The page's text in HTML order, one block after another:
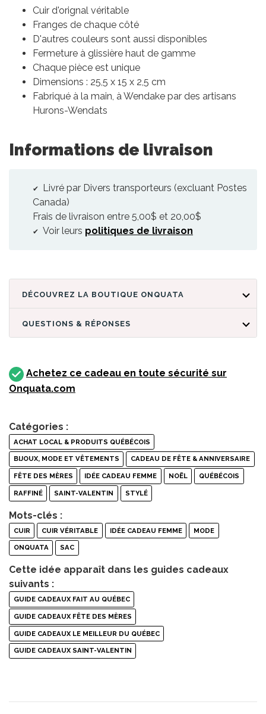
Cuir d'orignal véritable
Franges de chaque côté
D'autres couleurs sont aussi disponibles
Fermeture à glissière haut de gamme
Chaque pièce est unique
Dimensions : 25,5 x 15 x 2,5 cm
Fabriqué à la main, à Wendake par des artisans
Hurons-Wendats
Informations de livraison
Livré par Divers transporteurs (excluant Postes
Canada)
Frais de livraison entre 5,00$ et 20,00$
Voir leurs politiques de livraison
DÉCOUVREZ LA BOUTIQUE ONQUATA
QUESTIONS & RÉPONSES
Achetez ce cadeau en toute sécurité sur
Onquata.com
Catégories :
ACHAT LOCAL & PRODUITS QUÉBÉCOIS
BIJOUX, MODE ET VÊTEMENTS CADEAU DE FÊTE & ANNIVERSAIRE
FÊTE DES MÈRES IDÉE CADEAU FEMME NOËL QUÉBÉCOIS
RAFFINÉ SAINT-VALENTIN STYLÉ
Mots-clés :
CUIR CUIR VÉRITABLE IDÉE CADEAU FEMME MODE
ONQUATA SAC
Cette idée apparaît dans les guides cadeaux
suivants :
GUIDE CADEAUX FAIT AU QUÉBEC
GUIDE CADEAUX FÊTE DES MÈRES
GUIDE CADEAUX LE MEILLEUR DU QUÉBEC
GUIDE CADEAUX SAINT-VALENTIN